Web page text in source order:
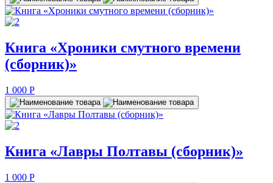
Книга «Хроники смутного времени
(сборник)»
1 000 P
Книга «Лавры Полтавы (сборник)»
1 000 P